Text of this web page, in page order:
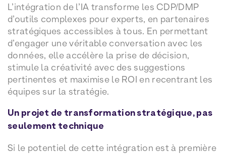
L’intégration de l’IA transforme les CDP/DMP
d’outils complexes pour experts, en partenaires
stratégiques accessibles à tous. En permettant
d’engager une véritable conversation avec les
données, elle accélère la prise de décision,
stimule la créativité avec des suggestions
pertinentes et maximise le ROI en recentrant les
équipes sur la stratégie.
Un projet de transformation stratégique, pas
seulement technique
Si le potentiel de cette intégration est à première